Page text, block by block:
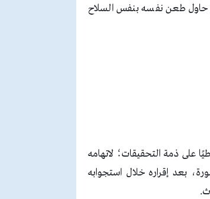
حاول طعن نفسه بنفس السلاح
على ذمة التحقيقات؛ لاتهامه
بعد إقراره خلال استجوابه